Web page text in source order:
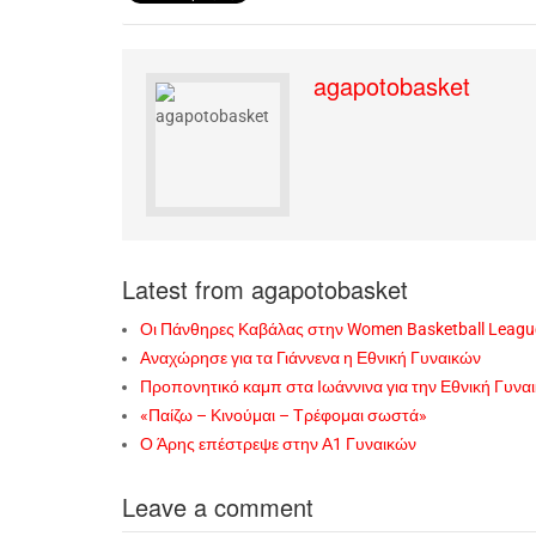
agapotobasket
Latest from agapotobasket
Οι Πάνθηρες Καβάλας στην Women Basketball
Αναχώρησε για τα Γιάννενα η Εθνική Γυναικών
Προπονητικό καμπ στα Ιωάννινα για την Εθνική
«Παίζω – Κινούμαι – Τρέφομαι σωστά»
Ο Άρης επέστρεψε στην Α1 Γυναικών
Leave a comment